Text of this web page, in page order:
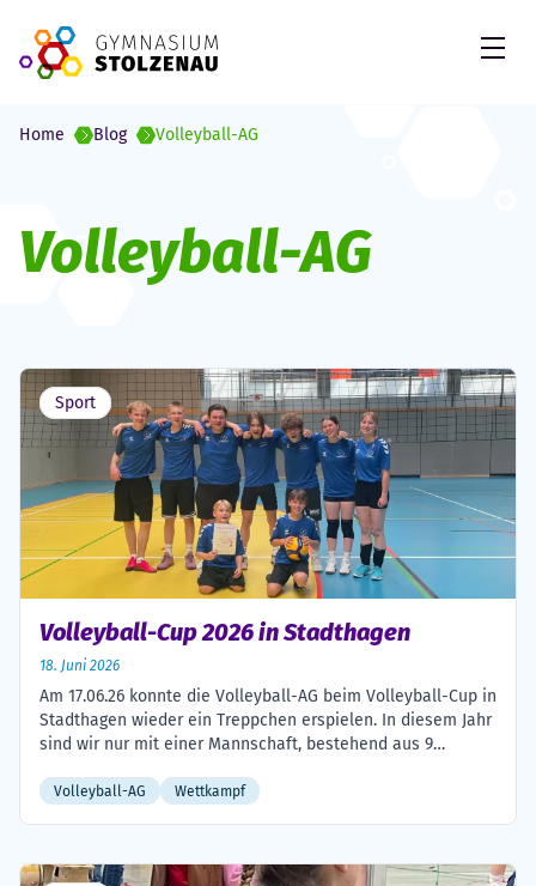
Home Blog Volleyball-AG
Schlagwort:
Volleyball-AG
Sport
Volleyball-Cup 2026 in Stadthagen
18. Juni 2026
Am 17.06.26 konnte die Volleyball-AG beim Volleyball-Cup in
Stadthagen wieder ein Treppchen erspielen. In diesem Jahr
sind wir nur mit einer Mannschaft, bestehend aus 9
angereist und haben erfolgreich den dritten Platz holen
Volleyball-AG Wettkampf